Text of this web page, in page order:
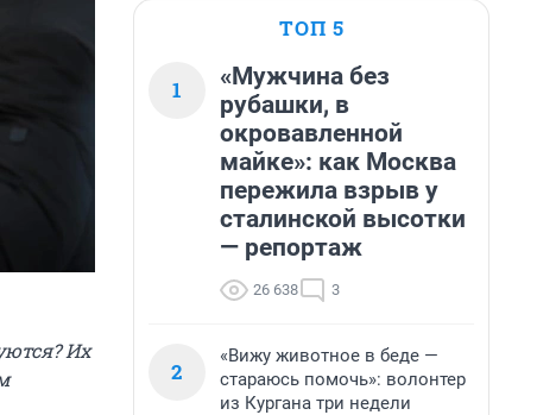
Их
ТОП 5
1
«Мужчина без
рубашки, в
окровавленной
майке»: как Москва
пережила взрыв у
сталинской высотки
— репортаж
26 638 3
2
«Вижу животное в беде —
стараюсь помочь»: волонтер
из Кургана три недели